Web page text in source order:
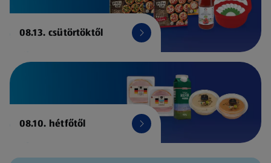
08.13. csütörtöktől
08.10. hétfőtől